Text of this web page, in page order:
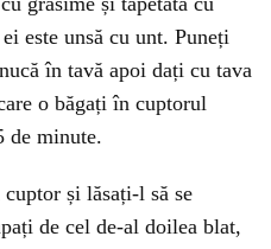
este unsă cu unt. Puneți
în tavă apoi dați cu tava
o băgați în cuptorul
de minute.
și lăsați-l să se
de cel de-al doilea blat,